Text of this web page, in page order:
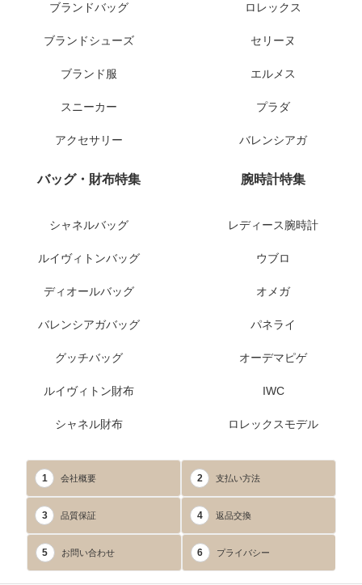
ブランドバッグ
ブランドシューズ
ブランド服
スニーカー
アクセサリー
ロレックス
セリーヌ
エルメス
プラダ
バレンシアガ
バッグ・財布特集
シャネルバッグ
ルイヴィトンバッグ
ディオールバッグ
バレンシアガバッグ
グッチバッグ
ルイヴィトン財布
シャネル財布
腕時計特集
レディース腕時計
ウブロ
オメガ
パネライ
オーデマピゲ
IWC
ロレックスモデル
1 会社概要 2 支払い方法
3 品質保証 4 返品交換
5 お問い合わせ 6 プライバシー